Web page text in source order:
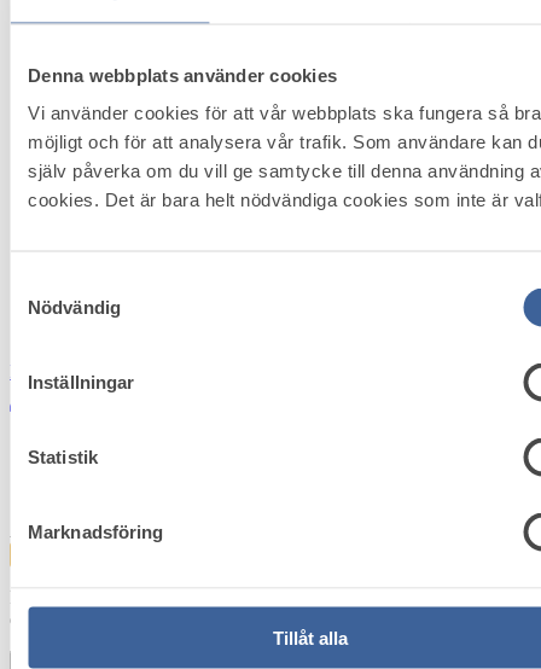
Denna webbplats använder cookies
Vi använder cookies för att vår webbplats ska fungera så
möjligt och för att analysera vår trafik. Som användare kan
själv påverka om du vill ge samtycke till denna användning
cookies. Det är bara helt nödvändiga cookies som inte är
Nödvändig
Inställningar
Statistik
Marknadsföring
Tillåt alla
Auktoriserat medlemskap
Associerad samarbetspartner
Bli Associerad samarbetspartner
Referensgrupper
Remisser
Nyhetsbrev
Medlemsservice
Pressinformation
Startsida
/
Användarnamn eller e-postadress
din registrerade e-postadress.